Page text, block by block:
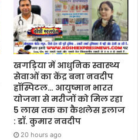
खगड़िया में आधुनिक स्वास्थ्य
सेवाओं का केंद्र बना नवदीप
हॉस्पिटल… आयुष्मान भारत
योजना से मरीजों को मिल रहा
5 लाख तक का कैशलेस इलाज
: डॉ. कुमार नवदीप
20 hours ago